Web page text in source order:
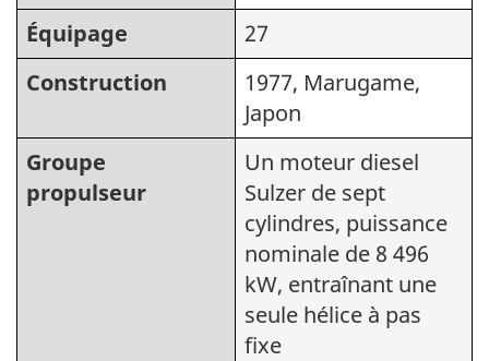
Équipage
27
Construction
1977, Marugame,
Japon
Groupe
propulseur
Un moteur diesel
Sulzer de sept
cylindres, puissance
nominale de 8 496
kW, entraînant une
seule hélice à pas
fixe